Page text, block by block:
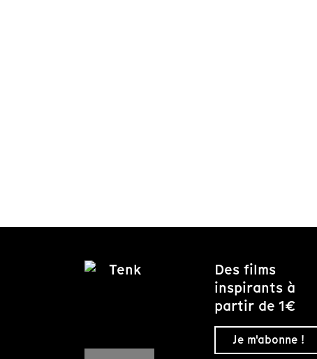
Des films
inspirants à
partir de 1€
Je m'abonne !